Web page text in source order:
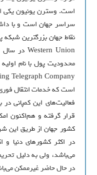
است. وسترن یونیون یکی
نقاط جهان بزرگترین
است که خدمات انتقال
فعالیت‌های این كمپانی در
کشور جهان از طریق این
در اکثر کشورهای دنیا و
می‌باشد، ولی به دلیل
در حال حاضر غیرممکن